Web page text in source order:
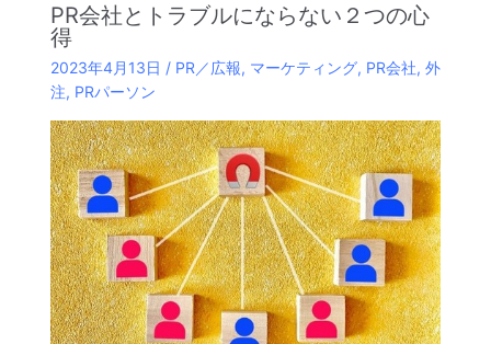
PR会社とトラブルにならない２つの心
得
2023年4月13日 / PR／広報, マーケティング, PR会社, 外
注, PRパーソン